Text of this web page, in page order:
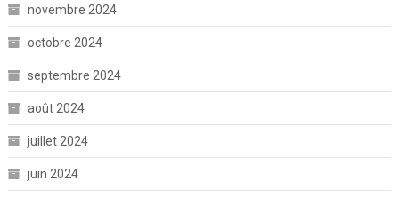
novembre 2024
octobre 2024
septembre 2024
août 2024
juillet 2024
juin 2024